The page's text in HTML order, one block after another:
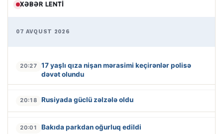
XƏBƏR LENTI
07 AVQUST 2026
20:27
17 yaşlı qıza nişan mərasimi keçirənlər polisə
dəvət olundu
20:18 Rusiyada güclü zəlzələ oldu
20:01 Bakıda parkdan oğurluq edildi